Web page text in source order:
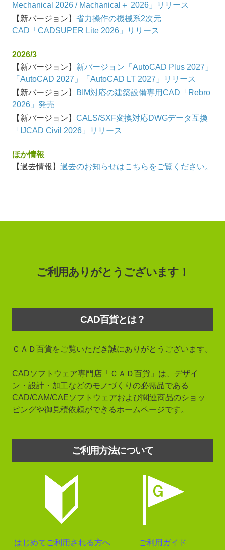
Mechanical 2026 / Machanical＋ 2026」リリース
【新バージョン】 省力操作の機械系2次元
CAD「CADSUPER Lite 2026」リリース
2026/3
【新バージョン】 新バージョン「AutoCAD Plus 2027」
「AutoCAD 2027」「AutoCAD LT 2027」リリース
【新バージョン】
BIM対応の建築設備専用CAD「Rebro
2026」発売
【新バージョン】 CALS/SXF変換対応DWGデータ互換
「IJCAD Civil 2026」リリース
ほか情報
【過去情報】 過去のお知らせはこちらをご覧ください。
ご利用ありがとうございます！
CAD百貨とは？
ＣＡＤ百貨をご覧いただき誠にありがとうございます。
CADソフトウェア専門店「ＣＡＤ百貨」は、デザイ
ン・設計・加工などのモノづくりの必需品である
CAD/CAM/CAEソフトウェアおよび関連商品のショッ
ピングや御見積依頼ができるホームページです。
ご利用方法について
はじめてご利用される方へ ご利用ガイド